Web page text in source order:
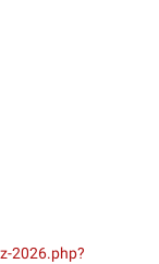
2026.php?